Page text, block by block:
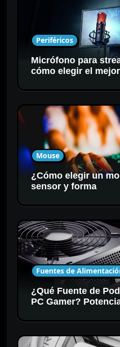
Periféricos
Micrófono para
cómo elegir el
Mouse
¿Cómo elegir un
sensor y forma
Fuentes de
¿Qué Fuente de
PC Gamer?